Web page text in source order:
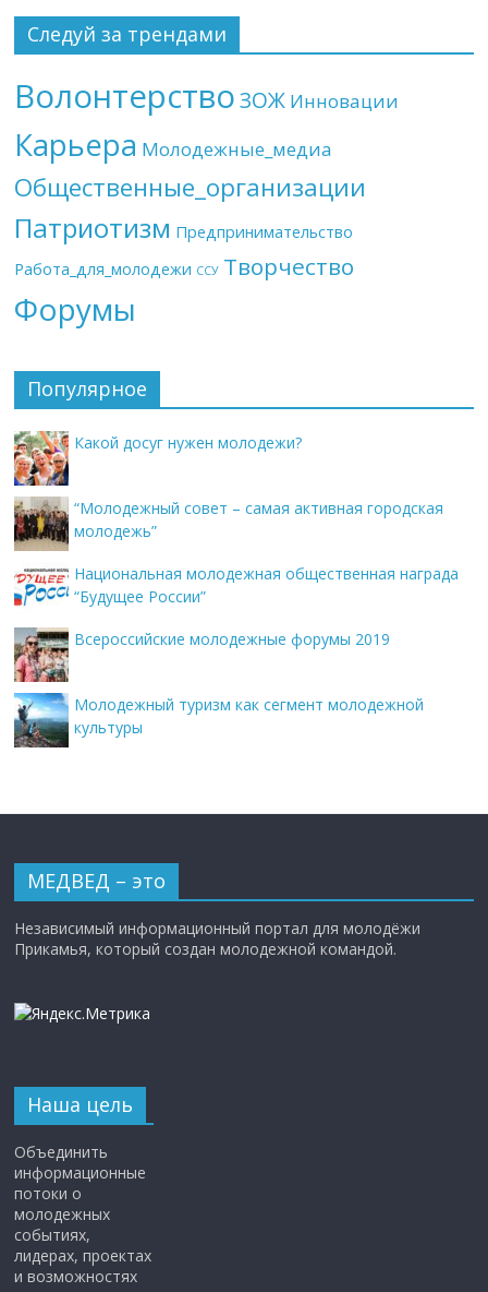
Следуй за трендами
Волонтерство ЗОЖ Инновации
Карьера Молодежные_медиа
Общественные_организации
Патриотизм Предпринимательство
Работа_для_молодежи ССУ Творчество
Форумы
Популярное
Какой досуг нужен молодежи?
“Молодежный совет – самая активная городская
молодежь”
Национальная молодежная общественная награда
“Будущее России”
Всероссийские молодежные форумы 2019
Молодежный туризм как сегмент молодежной
культуры
МЕДВЕД – это
Независимый информационный портал для молодёжи
Прикамья, который создан молодежной командой.
Наша цель
Объединить
информационные
потоки о
молодежных
событиях,
лидерах, проектах
и возможностях